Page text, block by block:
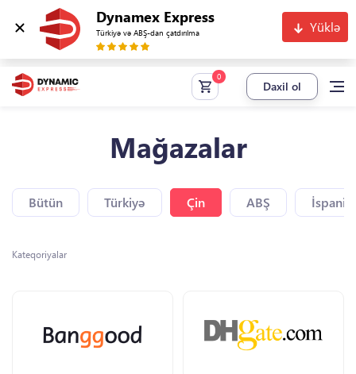
Dynamex Express
Türkiyə və ABŞ-dan çatdırılma Yüklə
Daxil ol
Mağazalar
Bütün Türkiyə Çin ABŞ
Kateqoriyalar